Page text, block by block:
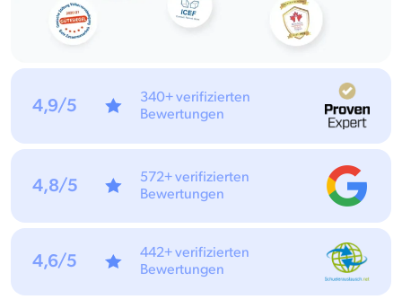
4,9/5
340+ verifizierten
Bewertungen
4,8/5
572+ verifizierten
Bewertungen
4,6/5
442+ verifizierten
Bewertungen